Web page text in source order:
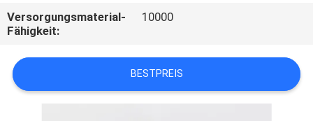
IN
VERBINDUNG
FORDERN
Versorgungsmaterial-
Fähigkeit:
10000
BESTPREIS